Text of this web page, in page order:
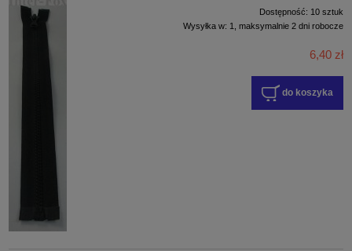
Dostępność: 10 sztuk
Wysyłka w: 1, maksymalnie 2 dni robocze
6,40 zł
do koszyka